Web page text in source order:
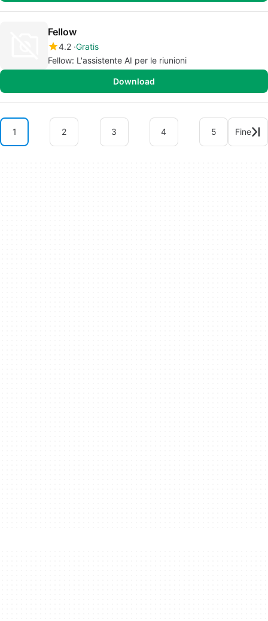
Fellow
4.2 Gratis
Fellow: L'assistente AI per le riunioni
Download
1 2 3 4 5 Fine